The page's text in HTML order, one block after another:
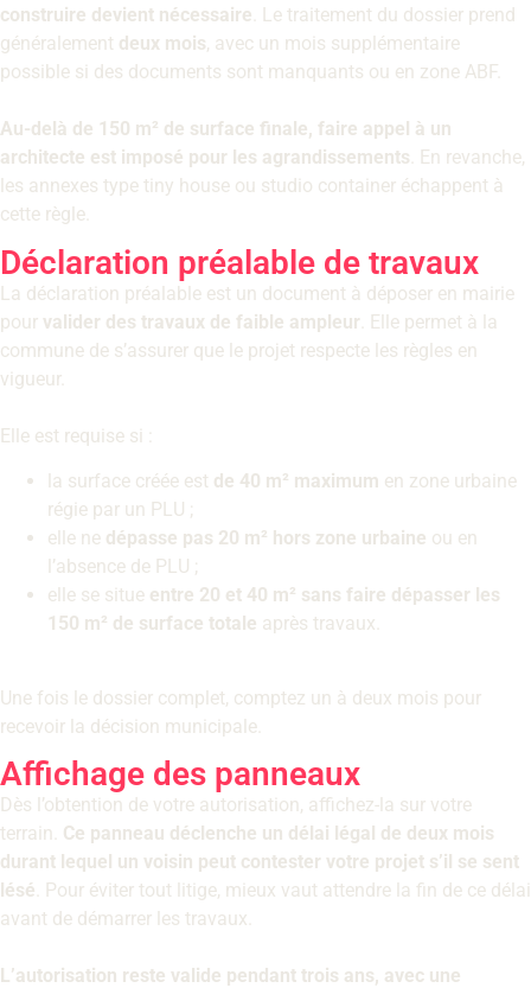
construire devient nécessaire . Le traitement du dossier prend
généralement deux mois, avec un mois supplémentaire
possible si des documents sont manquants ou en zone ABF.
Au-delà de 150 m² de surface finale, faire appel à un
architecte est imposé pour les agrandissements . En revanche,
les annexes type tiny house ou studio container échappent à
cette règle.
Déclaration préalable de travaux
La déclaration préalable est un document à déposer en mairie
pour valider des travaux de faible ampleur . Elle permet à la
commune de s’assurer que le projet respecte les règles en
vigueur.
Elle est requise si :
la surface créée est de 40 m² maximum en zone urbaine
régie par un PLU ;
elle ne dépasse pas 20 m² hors zone urbaine ou en
l’absence de PLU ;
elle se situe entre 20 et 40 m² sans faire dépasser les
150 m² de surface totale après travaux.
Une fois le dossier complet, comptez un à deux mois pour
recevoir la décision municipale.
Affichage des panneaux
Dès l’obtention de votre autorisation, affichez-la sur votre
terrain. Ce panneau déclenche un délai légal de deux mois
durant lequel un voisin peut contester votre projet s’il se sent
lésé . Pour éviter tout litige, mieux vaut attendre la fin de ce délai
avant de démarrer les travaux.
L’autorisation reste valide pendant trois ans, avec une